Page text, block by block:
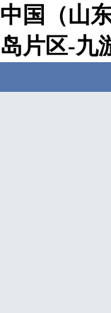
中国（山
岛片区-九